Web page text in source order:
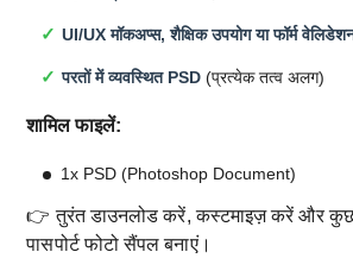
UI/UX मॉकअप्स, शैक्षिक उपयोग या फॉर्म
परतों में व्यवस्थित PSD (प्रत्येक तत्व अलग)
शामिल फाइलें:
1x PSD (Photoshop Document)
👉 तुरंत डाउनलोड करें, कस्टमाइज़ करें और कुछ
पासपोर्ट फोटो सैंपल बनाएं।